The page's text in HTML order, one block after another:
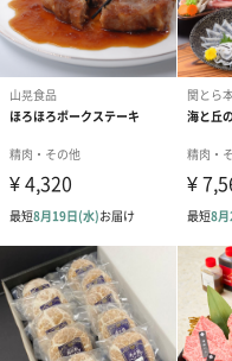
日本で初めてイベリコ豚の
日本におけるイベリコ豚の
ご自宅で贅沢なひと時を
お肌もココロも嬉しい！イ
に味わってみませんか？
ご自宅用にはもちろん、お